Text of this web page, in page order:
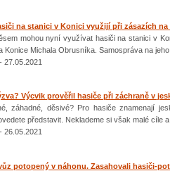
na stanici v Konici využijí při zásazích
mohou nyní využívat hasiči na stanici v
Konice Michala Obrusníka. Samospráva na
Výcvik prověřil hasiče při záchraně v
záhadné, děsivé? Pro hasiče znamenají
představit. Neklademe si však malé cíle
26.05.2021
potopený v náhonu. Zasahovali hasiči-